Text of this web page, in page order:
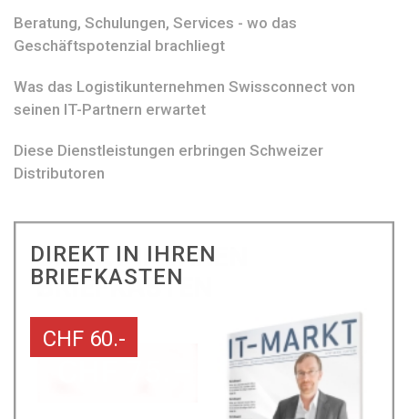
Beratung, Schulungen, Services - wo das
Geschäftspotenzial brachliegt
Was das Logistikunternehmen Swissconnect von
seinen IT-Partnern erwartet
Diese Dienstleistungen erbringen Schweizer
Distributoren
DIREKT IN IHREN
BRIEFKASTEN
CHF 60.-